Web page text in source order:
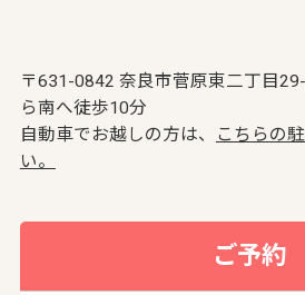
〒631-0842 奈良市菅原東二丁目
ら南へ徒歩10分
自動車でお越しの方は、
こちらの
い。
ご予約